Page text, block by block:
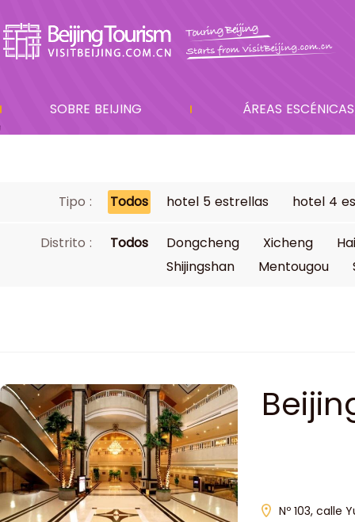
SOBRE BEIJING ÁREAS ESCÉNICAS
Tipo : Todos hotel 5 estrellas hotel 4
Distrito : Todos Dongcheng Xicheng
Shijingshan
Mentougou
Nº 103, calle